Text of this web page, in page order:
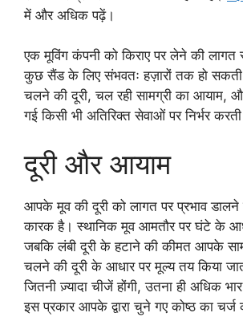
में और अधिक पढ़ें।
एक मूविंग कंपनी को किराए पर लेने की लागत
कुछ सैंड के लिए संभवतः हज़ारों तक हो सकती
चलने की दूरी, चल रही सामग्री का आयाम,
गई किसी भी अतिरिक्त सेवाओं पर निर्भर
दूरी और आयाम
आपके मूव की दूरी को लागत पर प्रभाव डालने
कारक है। स्थानिक मूव आमतौर पर घंटे के
जबकि लंबी दूरी के हटाने की कीमत आपके
चलने की दूरी के आधार पर मूल्य तय किया
जितनी ज़्यादा चीजें होंगी, उतना ही अधिक
इस प्रकार आपके द्वारा चुने गए कोष्ठ का